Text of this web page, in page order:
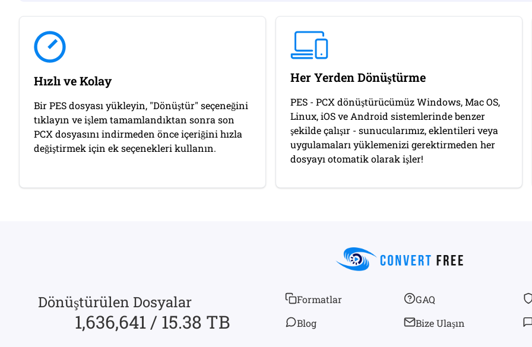
Hızlı ve Kolay
Bir PES dosyası yükleyin, "Dönüştür" seçeneğini
tıklayın ve işlem tamamlandıktan sonra son
PCX dosyasını indirmeden önce içeriğini hızla
değiştirmek için ek seçenekleri kullanın.
Her Yerden Dönüştürme
PES - PCX dönüştürücümüz Windows, Mac OS,
Linux, iOS ve Android sistemlerinde benzer
şekilde çalışır - sunucularımız, eklentileri veya
uygulamaları yüklemenizi gerektirmeden her
dosyayı otomatik olarak işler!
Dönüştürülen Dosyalar
1,636,641 / 15.38 TB
Formatlar
Blog
GAQ
Bize Ulaşın